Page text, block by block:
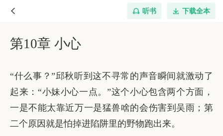
听书 下载全本